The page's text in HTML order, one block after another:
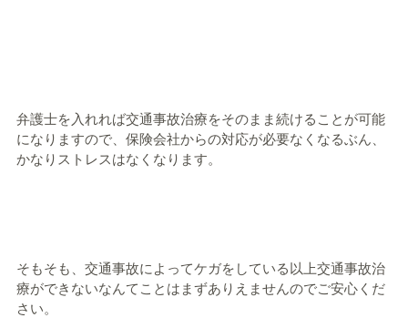
弁護士を入れれば交通事故治療をそのまま続けることが可能
になりますので、保険会社からの対応が必要なくなるぶん、
かなりストレスはなくなります。
そもそも、交通事故によってケガをしている以上交通事故治
療ができないなんてことはまずありえませんのでご安心くだ
さい。